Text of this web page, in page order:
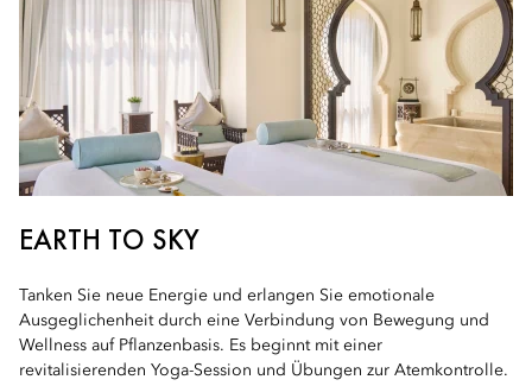
EARTH TO SKY
Tanken Sie neue Energie und erlangen Sie emotionale
Ausgeglichenheit durch eine Verbindung von Bewegung und
Wellness auf Pflanzenbasis. Es beginnt mit einer
revitalisierenden Yoga-Session und Übungen zur Atemkontrolle.